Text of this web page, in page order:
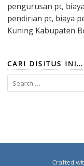
pengurusan pt,
pendirian pt, biaya
Kuning Kabupaten
CARI DISITUS INI…
Search
for:
Crafted